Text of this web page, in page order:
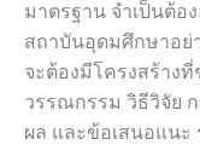
มาตรฐาน จำเป็นต้อ
สถาบันอุดมศึกษาอย่
จะต้องมีโครงสร้าง
วรรณกรรม วิธีวิจัย
ผล และข้อเสนอแน